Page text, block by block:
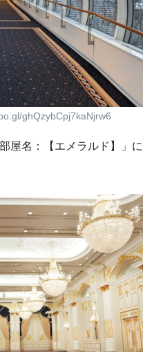
ghQzybCpj7kaNjrw6
屋名：【エメラルド】」に